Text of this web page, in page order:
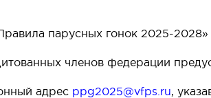
парусных гонок 2025-2028» .
членов федерации
адрес ppg2025@vfps.ru,